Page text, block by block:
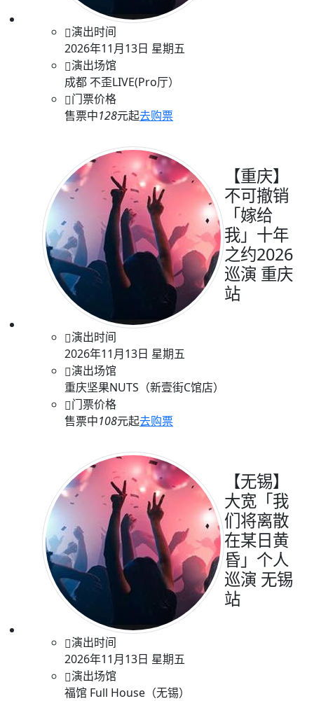
演出时间
2026年11月13日 星期五
演出场馆
成都 不歪LIVE(Pro厅）
门票价格
售票中128元起去购票
【重庆】
不可撤销
「嫁给
我」十年
之约2026
巡演 重庆
站
演出时间
2026年11月13日 星期五
演出场馆
重庆坚果NUTS（新壹街C馆店）
门票价格
售票中108元起去购票
【无锡】
大宽「我
们将离散
在某日黄
昏」个人
巡演 无锡
站
演出时间
2026年11月13日 星期五
演出场馆
福馆 Full House（无锡）